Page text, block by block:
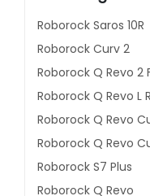
Roborock Saros 10R
Roborock Curv 2
Roborock Q Revo 2
Roborock Q Revo L
Roborock Q Revo
Roborock Q Revo
Roborock S7 Plus
Roborock Q Revo